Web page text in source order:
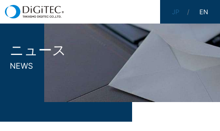
JP EN
ニュース
NEWS